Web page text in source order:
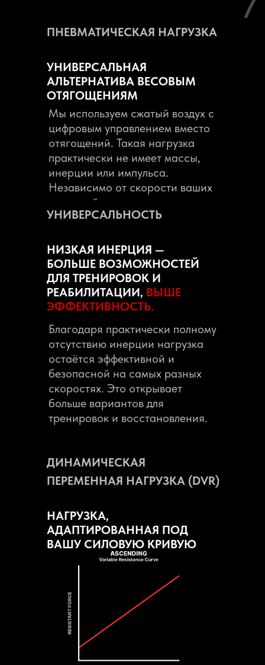
Tilda Publishing
Певмотехнология
Keiser
Tilda Publishing
ПНЕВМАТИЧЕСКАЯ НАГРУЗКА
УНИВЕРСАЛЬНАЯ
АЛЬТЕРНАТИВА ВЕСОВЫМ
ОТЯГОЩЕНИЯМ
Мы используем сжатый воздух с
цифровым управлением вместо
отягощений. Такая нагрузка
практически не имеет массы,
инерции или импульса.
Независимо от скорости ваших
движений, вы не сможете
«забросить» её и не потребуется
УНИВЕРСАЛЬНОСТЬ
НИЗКАЯ ИНЕРЦИЯ —
БОЛЬШЕ ВОЗМОЖНОСТЕЙ
ДЛЯ ТРЕНИРОВОК И
РЕАБИЛИТАЦИИ, ВЫШЕ
ЭФФЕКТИВНОСТЬ.
Благодаря практически полному
отсутствию инерции нагрузка
остаётся эффективной и
безопасной на самых разных
скоростях. Это открывает
больше вариантов для
тренировок и восстановления.
ДИНАМИЧЕСКАЯ
ПЕРЕМЕННАЯ НАГРУЗКА (DVR)
НАГРУЗКА,
АДАПТИРОВАННАЯ ПОД
ВАШУ СИЛОВУЮ КРИВУЮ